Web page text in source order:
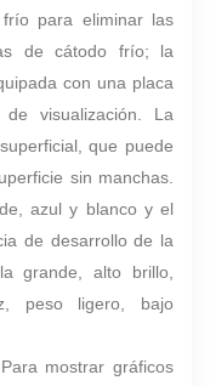
para eliminar las
de cátodo frío; la
con una placa
visualización. La
que puede
sin manchas.
azul y blanco y el
de desarrollo de la
grande, alto brillo,
peso ligero, bajo
mostrar gráficos